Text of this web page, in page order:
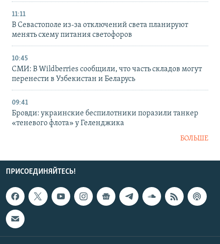
11:11
В Севастополе из-за отключений света планируют
менять схему питания светофоров
10:45
СМИ: В Wildberries сообщили, что часть складов могут
перенести в Узбекистан и Беларусь
09:41
Бровди: украинские беспилотники поразили танкер
«теневого флота» у Геленджика
БОЛЬШЕ
ПРИСОЕДИНЯЙТЕСЬ!